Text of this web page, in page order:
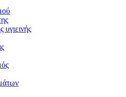
υγιεινής